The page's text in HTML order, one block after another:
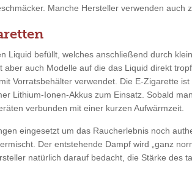
Manche Hersteller verwenden auch
Liquid befüllt, welches anschließend durch
auch Modelle auf die das Liquid direkt
Vorratsbehälter verwendet. Die E-Zigarette
Lithium-Ionen-Akkus zum Einsatz. Sobald
verbunden mit einer kurzen Aufwärmzeit.
eingesetzt um das Raucherlebnis noch
Der entstehende Dampf wird „ganz
natürlich darauf bedacht, die Stärke des